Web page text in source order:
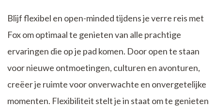
Blijf flexibel en open-minded tijdens je verre reis met
Fox om optimaal te genieten van alle prachtige
ervaringen die op je pad komen. Door open te staan
voor nieuwe ontmoetingen, culturen en avonturen,
creëer je ruimte voor onverwachte en onvergetelijke
momenten. Flexibiliteit stelt je in staat om te genieten